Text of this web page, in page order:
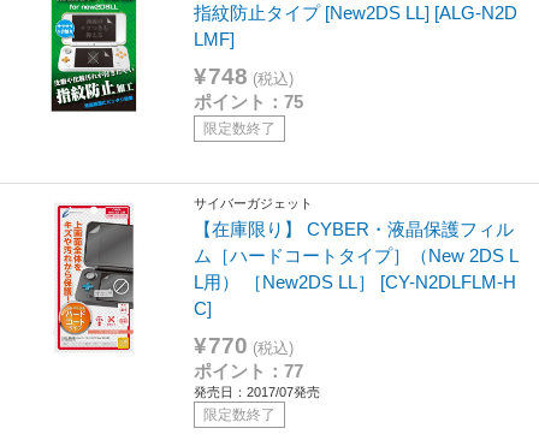
指紋防止タイプ [New2DS LL] [ALG-N2D
LMF]
¥748 (税込)
ポイント：75
限定数終了
サイバーガジェット
【在庫限り】 CYBER・液晶保護フィル
ム［ハードコートタイプ］（New 2DS L
L用） ［New2DS LL］ [CY-N2DLFLM-H
C]
¥770 (税込)
ポイント：77
発売日：2017/07発売
限定数終了